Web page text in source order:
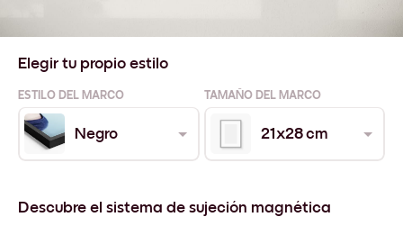
Elegir tu propio estilo
ESTILO DEL MARCO TAMAÑO DEL MARCO
Negro 21x28 cm
Descubre el sistema de sujeción magnética